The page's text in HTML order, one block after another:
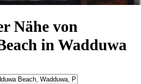
Nähe von
in Wadduwa